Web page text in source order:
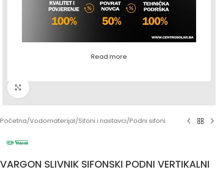
Read more
Povećaj sliku
Početna/Vodomaterijal/Sifoni i nastavci/Podni sifoni
VARGON SLIVNIK SIFONSKI PODNI VERTIKALNI